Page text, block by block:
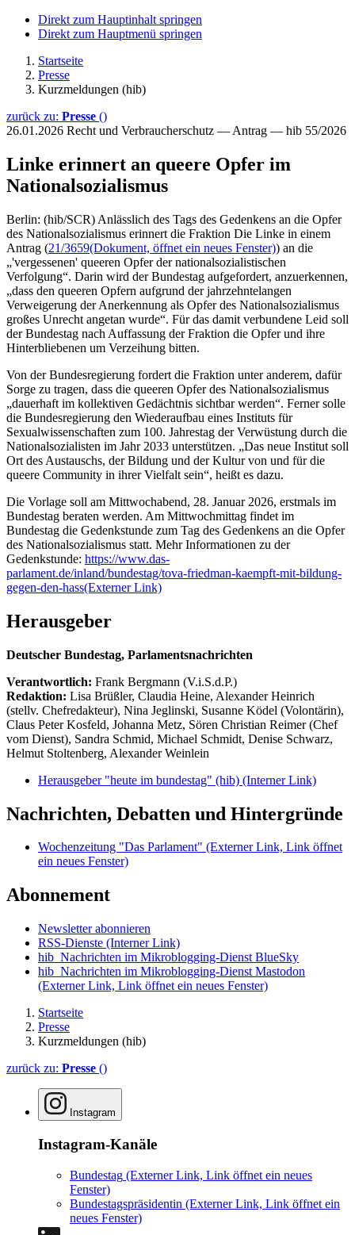
Direkt zum Hauptinhalt springen
Direkt zum Hauptmenü springen
Startseite
Presse
Kurzmeldungen (hib)
zurück zu: Presse ()
26.01.2026 Recht und Verbraucherschutz — Antrag — hib 55/2026
Linke erinnert an queere Opfer im
Nationalsozialismus
Berlin: (hib/SCR) Anlässlich des Tags des Gedenkens an die Opfer
des Nationalsozialismus erinnert die Fraktion Die Linke in einem
Antrag (21/3659(Dokument, öffnet ein neues Fenster)) an die
„'vergessenen' queeren Opfer der nationalsozialistischen
Verfolgung“. Darin wird der Bundestag aufgefordert, anzuerkennen,
„dass den queeren Opfern aufgrund der jahrzehntelangen
Verweigerung der Anerkennung als Opfer des Nationalsozialismus
großes Unrecht angetan wurde“. Für das damit verbundene Leid soll
der Bundestag nach Auffassung der Fraktion die Opfer und ihre
Hinterbliebenen um Verzeihung bitten.
Von der Bundesregierung fordert die Fraktion unter anderem, dafür
Sorge zu tragen, dass die queeren Opfer des Nationalsozialismus
„dauerhaft im kollektiven Gedächtnis sichtbar werden“. Ferner solle
die Bundesregierung den Wiederaufbau eines Instituts für
Sexualwissenschaften zum 100. Jahrestag der Verwüstung durch die
Nationalsozialisten im Jahr 2033 unterstützen. „Das neue Institut soll
Ort des Austauschs, der Bildung und der Kultur von und für die
queere Community in ihrer Vielfalt sein“, heißt es dazu.
Die Vorlage soll am Mittwochabend, 28. Januar 2026, erstmals im
Bundestag beraten werden. Am Mittwochmittag findet im
Bundestag die Gedenkstunde zum Tag des Gedenkens an die Opfer
des Nationalsozialismus statt. Mehr Informationen zu der
Gedenkstunde: https://www.das-
parlament.de/inland/bundestag/tova-friedman-kaempft-mit-bildung-
gegen-den-hass(Externer Link)
Herausgeber
Deutscher Bundestag, Parlamentsnachrichten
Verantwortlich: Frank Bergmann (V.i.S.d.P.)
Redaktion: Lisa Brüßler, Claudia Heine, Alexander Heinrich
(stellv. Chefredakteur), Nina Jeglinski, Susanne Ködel (Volontärin),
Claus Peter Kosfeld, Johanna Metz, Sören Christian Reimer (Chef
vom Dienst), Sandra Schmid, Michael Schmidt, Denise Schwarz,
Helmut Stoltenberg, Alexander Weinlein
Herausgeber "heute im bundestag" (hib) (Interner Link)
Nachrichten, Debatten und Hintergründe
Wochenzeitung "Das Parlament" (Externer Link, Link öffnet
ein neues Fenster)
Abonnement
Newsletter abonnieren
RSS-Dienste (Interner Link)
hib_Nachrichten im Mikroblogging-Dienst BlueSky
hib_Nachrichten im Mikroblogging-Dienst Mastodon
(Externer Link, Link öffnet ein neues Fenster)
Startseite
Presse
Kurzmeldungen (hib)
zurück zu: Presse ()
Instagram
Instagram-Kanäle
Bundestag (Externer Link, Link öffnet ein neues
Fenster)
Bundestagspräsidentin (Externer Link, Link öffnet ein
neues Fenster)